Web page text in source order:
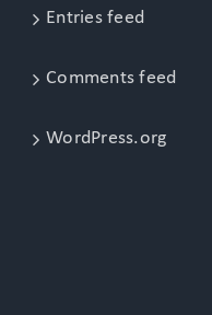
Entries feed
Comments feed
WordPress.org